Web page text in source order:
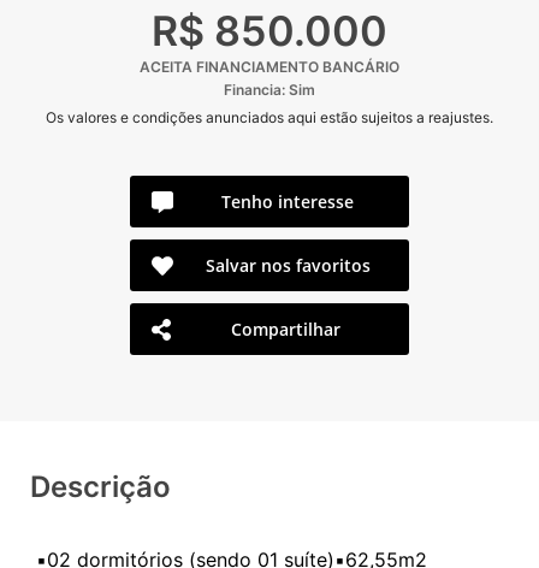
R$ 850.000
ACEITA FINANCIAMENTO BANCÁRIO
Financia: Sim
Os valores e condições anunciados aqui estão sujeitos a reajustes.
Tenho interesse
Salvar nos favoritos
Compartilhar
Descrição
▪️02 dormitórios (sendo 01 suíte)▪️⁠62,55m2